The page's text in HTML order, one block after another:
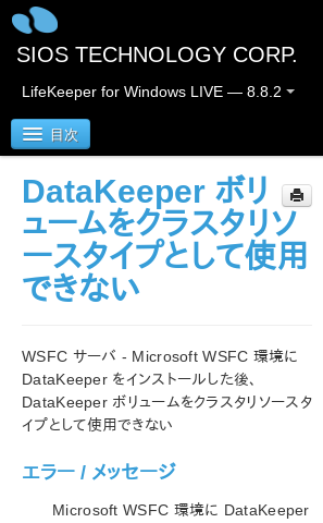
SIOS TECHNOLOGY CORP.
LifeKeeper for Windows LIVE — 8.8.2
目次
SIOS Protection Suite/LifeKeeper
SIOS Protection Suite/LifeKeeper
リースノート
イックスタートガイド
AWS Direct Connect クイックスタート
Microsoft Azure 動作検証ガイド
DataKeeper ボリ
ュームをクラスタリソ
ースタイプとして使用
できない
WSFC サーバ - Microsoft WSFC 環境に
DataKeeper をインストールした後、
DataKeeper ボリュームをクラスタリソースタ
イプとして使用できない
エラー / メッセージ
Microsoft WSFC 環境に DataKeeper